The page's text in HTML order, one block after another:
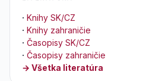
· Knihy SK/CZ
· Knihy zahraničie
· Časopisy SK/CZ
· Časopisy zahraničie
→ Všetka literatúra